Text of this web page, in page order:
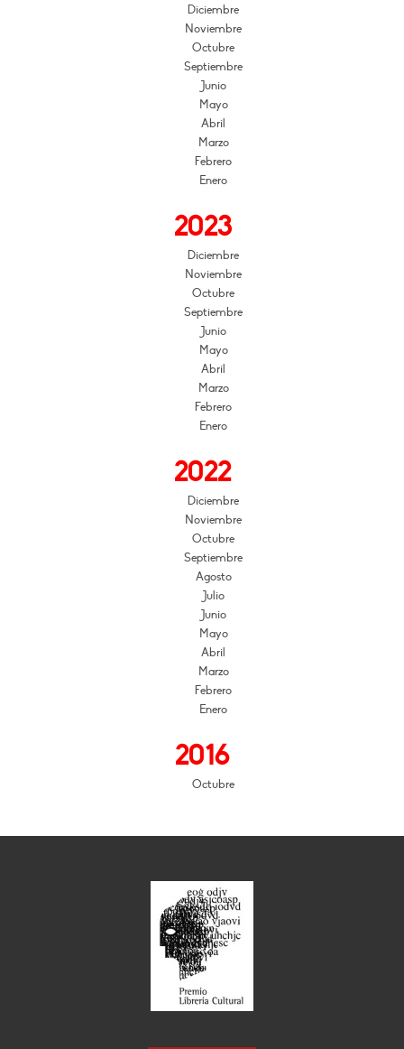
Diciembre
Noviembre
Octubre
Septiembre
Junio
Mayo
Abril
Marzo
Febrero
Enero
2023
Diciembre
Noviembre
Octubre
Septiembre
Junio
Mayo
Abril
Marzo
Febrero
Enero
2022
Diciembre
Noviembre
Octubre
Septiembre
Agosto
Julio
Junio
Mayo
Abril
Marzo
Febrero
Enero
2016
Octubre